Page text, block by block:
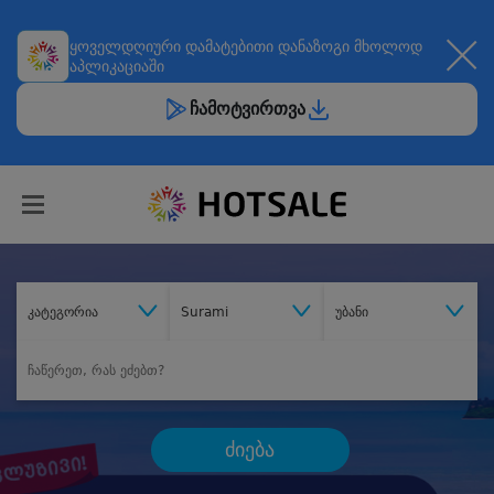
ყოველდღიური დამატებითი დანაზოგი მხოლოდ
აპლიკაციაში
ჩამოტვირთვა
კატეგორია Surami უბანი
ძიება